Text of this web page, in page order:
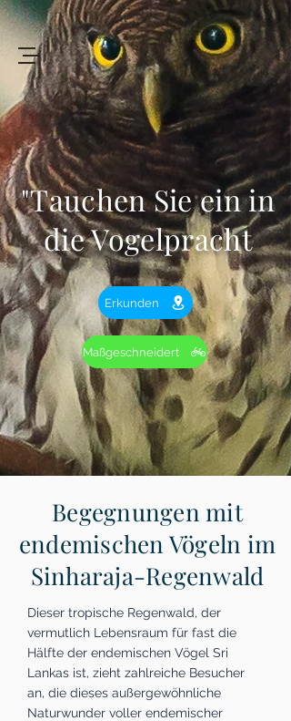
+94 719 912 205
ArtofLanka Tours
Review My Journey
"Tauchen Sie ein in
die Vogelpracht
Erkunden
Maßgeschneidert
Begegnungen mit
endemischen Vögeln im
Sinharaja-Regenwald
Dieser tropische Regenwald, der
vermutlich Lebensraum für fast die
Hälfte der endemischen Vögel Sri
Lankas ist, zieht zahlreiche Besucher
an, die dieses außergewöhnliche
Naturwunder voller endemischer